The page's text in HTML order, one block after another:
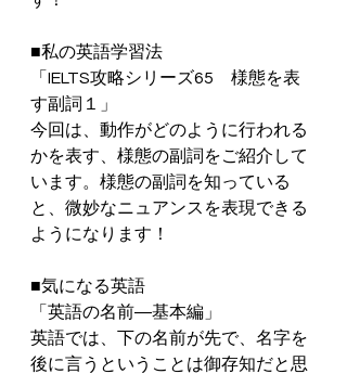
■私の英語学習法
「IELTS攻略シリーズ65　様態を表
す副詞１」
今回は、動作がどのように行われる
かを表す、様態の副詞をご紹介して
います。様態の副詞を知っている
と、微妙なニュアンスを表現できる
ようになります！
■気になる英語
「英語の名前―基本編」
英語では、下の名前が先で、名字を
後に言うということは御存知だと思